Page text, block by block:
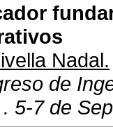
Nadal.
de
5-7 de